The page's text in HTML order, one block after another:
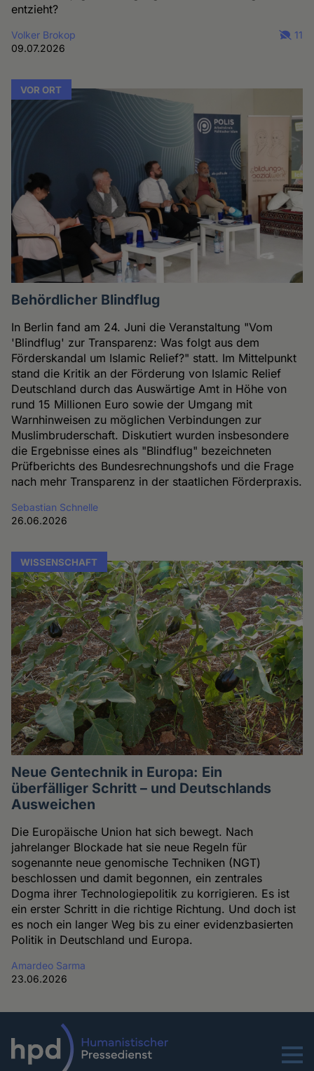
entzieht?
Volker Brokop
09.07.2026
11
VOR ORT
Behördlicher Blindflug
In Berlin fand am 24. Juni die Veranstaltung "Vom
'Blindflug' zur Transparenz: Was folgt aus dem
Förderskandal um Islamic Relief?" statt. Im Mittelpunkt
stand die Kritik an der Förderung von Islamic Relief
Deutschland durch das Auswärtige Amt in Höhe von
rund 15 Millionen Euro sowie der Umgang mit
Warnhinweisen zu möglichen Verbindungen zur
Muslimbruderschaft. Diskutiert wurden insbesondere
die Ergebnisse eines als "Blindflug" bezeichneten
Prüfberichts des Bundesrechnungshofs und die Frage
nach mehr Transparenz in der staatlichen Förderpraxis.
Sebastian Schnelle
26.06.2026
WISSENSCHAFT
Neue Gentechnik in Europa: Ein
überfälliger Schritt – und Deutschlands
Ausweichen
Die Europäische Union hat sich bewegt. Nach
jahrelanger Blockade hat sie neue Regeln für
sogenannte neue genomische Techniken (NGT)
beschlossen und damit begonnen, ein zentrales
Dogma ihrer Technologiepolitik zu korrigieren. Es ist
ein erster Schritt in die richtige Richtung. Und doch ist
es noch ein langer Weg bis zu einer evidenzbasierten
Politik in Deutschland und Europa.
Amardeo Sarma
23.06.2026
Menu